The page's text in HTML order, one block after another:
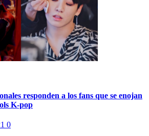
responden a los fans que se enojan
K-pop
0